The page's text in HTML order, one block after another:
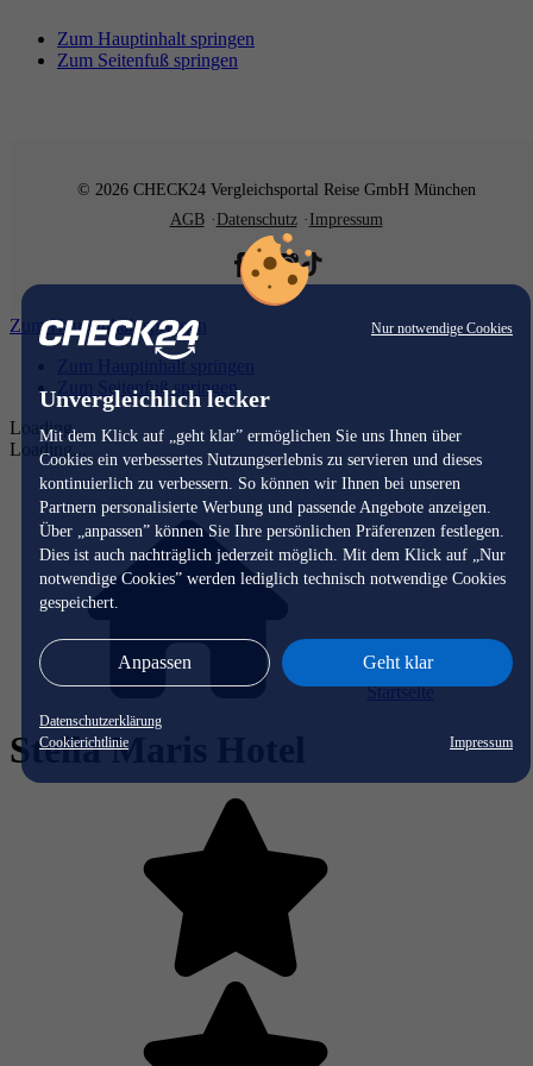
Nur notwendige Cookies
Unvergleichlich lecker
Mit dem Klick auf „geht klar” ermöglichen Sie uns Ihnen über
Cookies ein verbessertes Nutzungserlebnis zu servieren und dieses
kontinuierlich zu verbessern. So können wir Ihnen bei unseren
Partnern personalisierte Werbung und passende Angebote anzeigen.
Über „anpassen” können Sie Ihre persönlichen Präferenzen festlegen.
Dies ist auch nachträglich jederzeit möglich. Mit dem Klick auf „Nur
notwendige Cookies” werden lediglich technisch notwendige Cookies
gespeichert.
Anpassen Geht klar
Datenschutzerklärung
Cookierichtlinie
Impressum
Zum Hauptinhalt springen
Zum Seitenfuß springen
© 2026 CHECK24 Vergleichsportal Reise GmbH München
AGB
Datenschutz Impressum
Zum Hauptinhalt springen
Zum Hauptinhalt springen
Zum Seitenfuß springen
Loading...
Loading...
Startseite
Stella Maris Hotel